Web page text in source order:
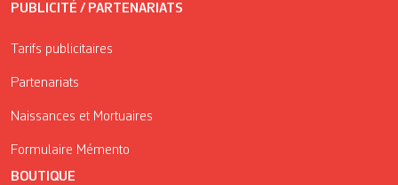
PUBLICITÉ / PARTENARIATS
Tarifs publicitaires
Partenariats
Naissances et Mortuaires
Formulaire Mémento
BOUTIQUE